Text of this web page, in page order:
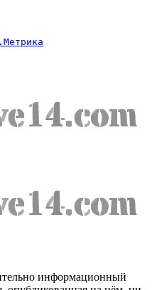
информационный